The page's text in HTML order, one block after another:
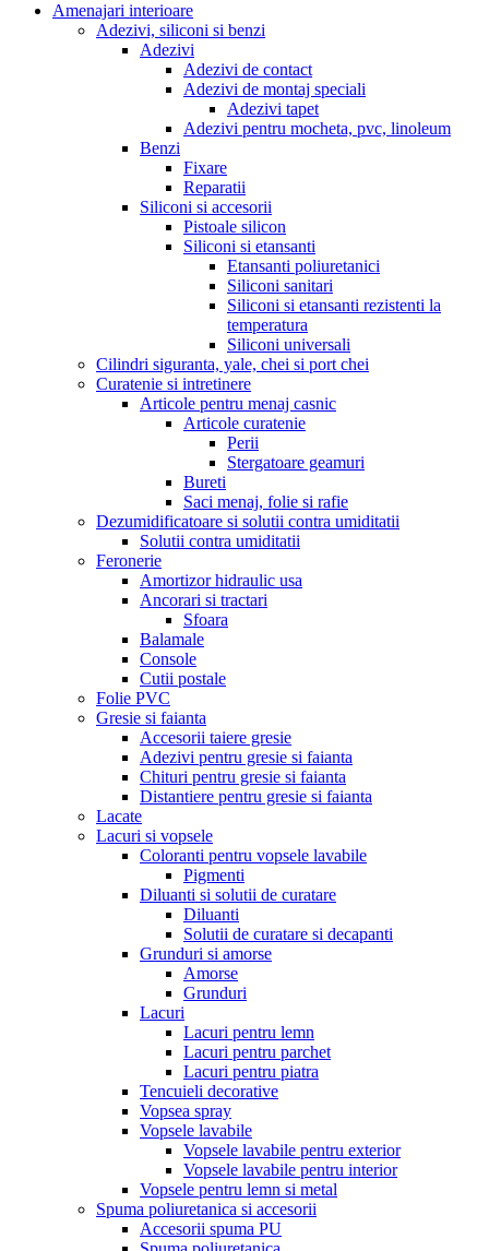
Amenajari interioare
Adezivi, siliconi si benzi
Adezivi
Adezivi de contact
Adezivi de montaj speciali
Adezivi tapet
Adezivi pentru mocheta, pvc, linoleum
Benzi
Fixare
Reparatii
Siliconi si accesorii
Pistoale silicon
Siliconi si etansanti
Etansanti poliuretanici
Siliconi sanitari
Siliconi si etansanti rezistenti la
temperatura
Siliconi universali
Cilindri siguranta, yale, chei si port chei
Curatenie si intretinere
Articole pentru menaj casnic
Articole curatenie
Perii
Stergatoare geamuri
Bureti
Saci menaj, folie si rafie
Dezumidificatoare si solutii contra umiditatii
Solutii contra umiditatii
Feronerie
Amortizor hidraulic usa
Ancorari si tractari
Sfoara
Balamale
Console
Cutii postale
Folie PVC
Gresie si faianta
Accesorii taiere gresie
Adezivi pentru gresie si faianta
Chituri pentru gresie si faianta
Distantiere pentru gresie si faianta
Lacate
Lacuri si vopsele
Coloranti pentru vopsele lavabile
Pigmenti
Diluanti si solutii de curatare
Diluanti
Solutii de curatare si decapanti
Grunduri si amorse
Amorse
Grunduri
Lacuri
Lacuri pentru lemn
Lacuri pentru parchet
Lacuri pentru piatra
Tencuieli decorative
Vopsea spray
Vopsele lavabile
Vopsele lavabile pentru exterior
Vopsele lavabile pentru interior
Vopsele pentru lemn si metal
Spuma poliuretanica si accesorii
Accesorii spuma PU